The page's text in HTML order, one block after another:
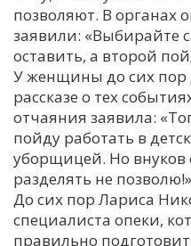
позволяют. В органах
заявили: «Выбирайте
оставить, а второй
У женщины до сих пор
рассказе о тех
отчаяния заявила:
пойду работать в
уборщицей. Но внуков
разделять не позволю!»
До сих пор Лариса
специалиста опеки,
правильно